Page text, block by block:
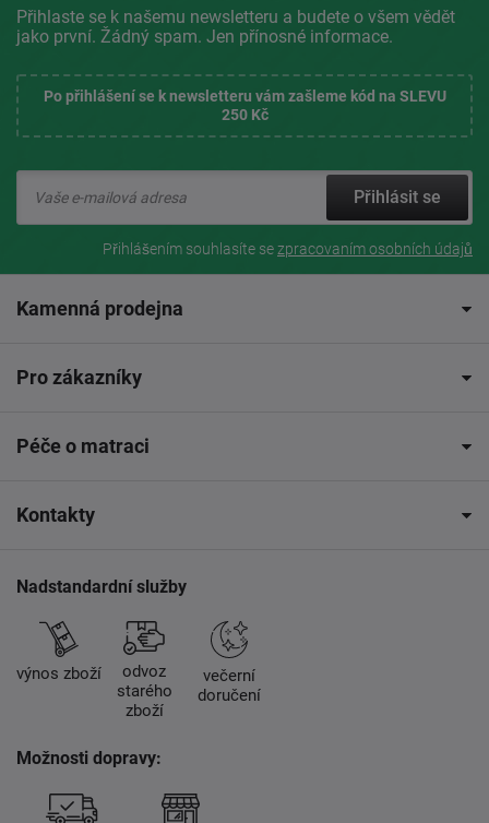
Přihlaste se k našemu newsletteru a budete o všem vědět
jako první. Žádný spam. Jen přínosné informace.
Po přihlášení se k newsletteru vám zašleme kód na SLEVU
250 Kč
Přihlásit se
Přihlášením souhlasíte sezpracovaním osobních údajů
Kamenná prodejna
Pro zákazníky
Péče o matraci
Kontakty
Nadstandardní služby
výnos zboží
odvoz
starého
zboží
večerní
doručení
Možnosti dopravy: